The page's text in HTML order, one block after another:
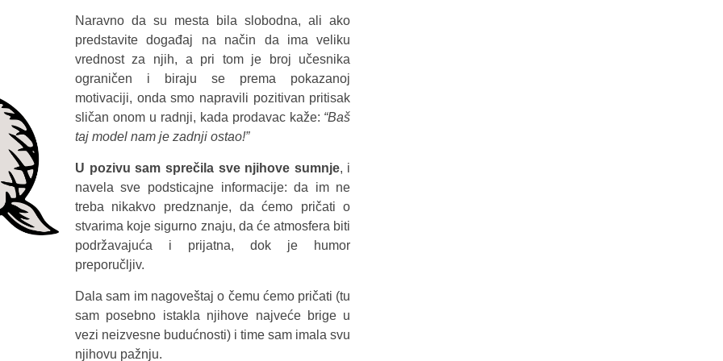
Naravno da su mesta bila slobodna, ali ako
predstavite događaj na način da ima veliku
vrednost za njih, a pri tom je broj učesnika
ograničen i biraju se prema pokazanoj
motivaciji, onda smo napravili pozitivan pritisak
sličan onom u radnji, kada prodavac kaže: “Baš
taj model nam je zadnji ostao!”
U pozivu sam sprečila sve njihove sumnje, i
navela sve podsticajne informacije: da im ne
treba nikakvo predznanje, da ćemo pričati o
stvarima koje sigurno znaju, da će atmosfera biti
podržavajuća i prijatna, dok je humor
preporučljiv.
Dala sam im nagoveštaj o čemu ćemo pričati (tu
sam posebno istakla njihove najveće brige u
vezi neizvesne budućnosti) i time sam imala svu
njihovu pažnju.